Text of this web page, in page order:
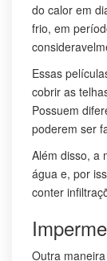
do calor em
frio, em
Essas
cobrir as
Possuem
poderem ser
Além disso, a
água e, por
conter
Outra